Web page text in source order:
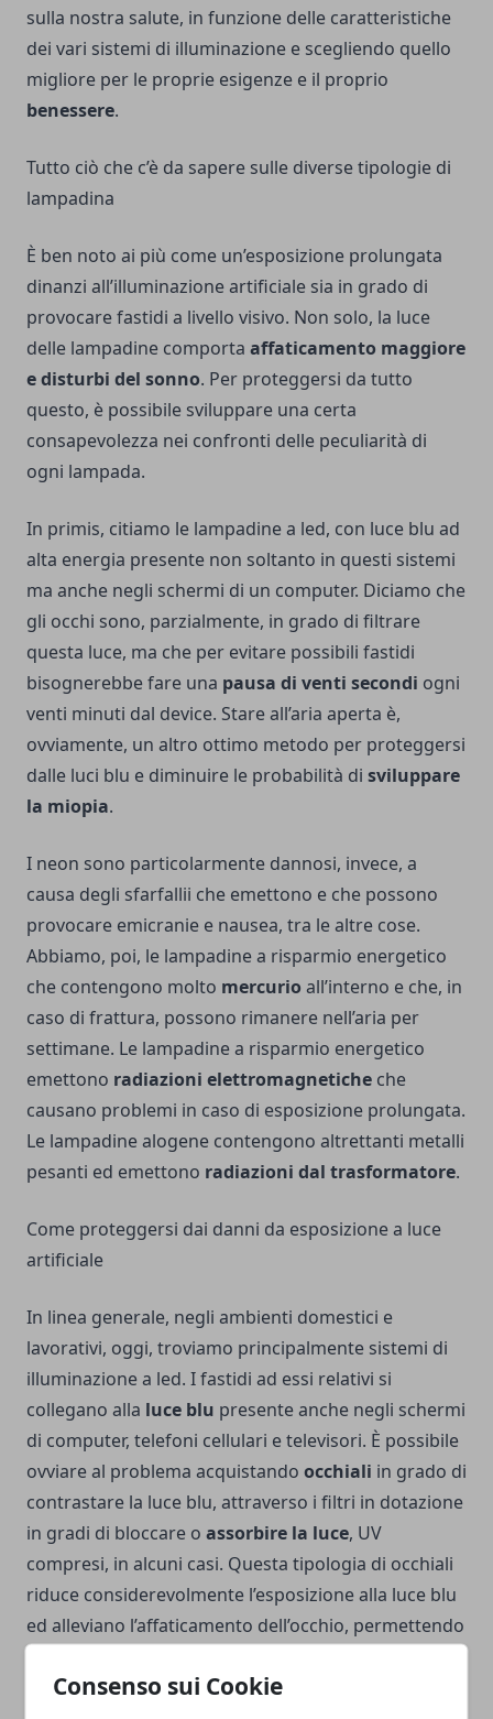
Consenso sui Cookie
sulla nostra salute, in funzione delle caratteristiche
dei vari sistemi di illuminazione e scegliendo quello
migliore per le proprie esigenze e il proprio
benessere.
Tutto ciò che c’è da sapere sulle diverse tipologie di
lampadina
È ben noto ai più come un’esposizione prolungata
dinanzi all’illuminazione artificiale sia in grado di
provocare fastidi a livello visivo. Non solo, la luce
delle lampadine comporta affaticamento maggiore
e disturbi del sonno. Per proteggersi da tutto
questo, è possibile sviluppare una certa
consapevolezza nei confronti delle peculiarità di
ogni lampada.
In primis, citiamo le lampadine a led, con luce blu ad
alta energia presente non soltanto in questi sistemi
ma anche negli schermi di un computer. Diciamo che
gli occhi sono, parzialmente, in grado di filtrare
questa luce, ma che per evitare possibili fastidi
bisognerebbe fare una pausa di venti secondi ogni
venti minuti dal device. Stare all’aria aperta è,
ovviamente, un altro ottimo metodo per proteggersi
dalle luci blu e diminuire le probabilità di sviluppare
la miopia.
I neon sono particolarmente dannosi, invece, a
causa degli sfarfallii che emettono e che possono
provocare emicranie e nausea, tra le altre cose.
Abbiamo, poi, le lampadine a risparmio energetico
che contengono molto mercurio all’interno e che, in
caso di frattura, possono rimanere nell’aria per
settimane. Le lampadine a risparmio energetico
emettono radiazioni elettromagnetiche che
causano problemi in caso di esposizione prolungata.
Le lampadine alogene contengono altrettanti metalli
pesanti ed emettono radiazioni dal trasformatore.
Come proteggersi dai danni da esposizione a luce
artificiale
In linea generale, negli ambienti domestici e
lavorativi, oggi, troviamo principalmente sistemi di
illuminazione a led. I fastidi ad essi relativi si
collegano alla luce blu presente anche negli schermi
di computer, telefoni cellulari e televisori. È possibile
ovviare al problema acquistando occhiali in grado di
contrastare la luce blu, attraverso i filtri in dotazione
in gradi di bloccare o assorbire la luce, UV
compresi, in alcuni casi. Questa tipologia di occhiali
riduce considerevolmente l’esposizione alla luce blu
ed alleviano l’affaticamento dell’occhio, permettendo
vista in salute e dievitare disturbi del sonno